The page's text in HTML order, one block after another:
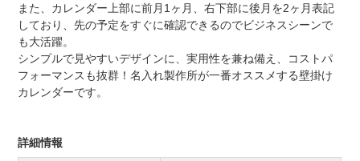
また、カレンダー上部に前月1ヶ月、右下部に後月を2ヶ月表記
しており、先の予定をすぐに確認できるのでビジネスシーンで
も大活躍。
シンプルで見やすいデザインに、実用性を兼ね備え、コストパ
フォーマンスも抜群！名入れ製作所が一番オススメする壁掛け
カレンダーです。
詳細情報